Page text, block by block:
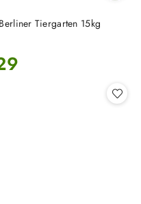
Tiergarten 15kg